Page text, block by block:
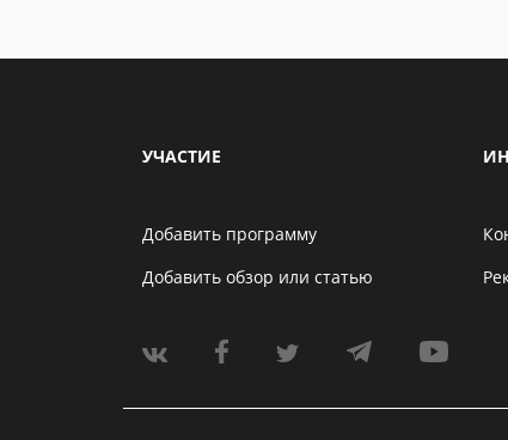
УЧАСТИЕ
Добавить программу
Добавить обзор или статью